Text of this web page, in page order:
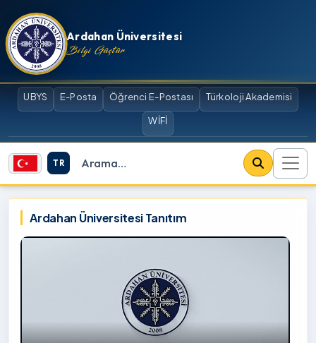
İçeriğe atla
Ardahan Üniversitesi
Bilgi Güçtür
UBYS E-Posta Öğrenci E-Postası Türkoloji Akademisi
WİFİ
TR
Site içi arama
Ardahan Üniversitesi
Ardahan Üniversitesi Tanıtım